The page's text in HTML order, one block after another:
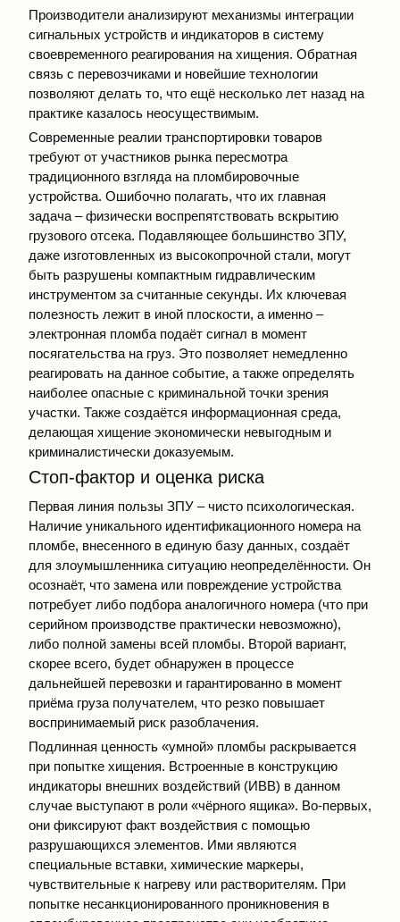
Производители анализируют механизмы интеграции
сигнальных устройств и индикаторов в систему
своевременного реагирования на хищения. Обратная
связь с перевозчиками и новейшие технологии
позволяют делать то, что ещё несколько лет назад на
практике казалось неосуществимым.
Современные реалии транспортировки товаров
требуют от участников рынка пересмотра
традиционного взгляда на пломбировочные
устройства. Ошибочно полагать, что их главная
задача – физически воспрепятствовать вскрытию
грузового отсека. Подавляющее большинство ЗПУ,
даже изготовленных из высокопрочной стали, могут
быть разрушены компактным гидравлическим
инструментом за считанные секунды. Их ключевая
полезность лежит в иной плоскости, а именно –
электронная пломба подаёт сигнал в момент
посягательства на груз. Это позволяет немедленно
реагировать на данное событие, а также определять
наиболее опасные с криминальной точки зрения
участки. Также создаётся информационная среда,
делающая хищение экономически невыгодным и
криминалистически доказуемым.
Стоп-фактор и оценка риска
Первая линия пользы ЗПУ – чисто психологическая.
Наличие уникального идентификационного номера на
пломбе, внесенного в единую базу данных, создаёт
для злоумышленника ситуацию неопределённости. Он
осознаёт, что замена или повреждение устройства
потребует либо подбора аналогичного номера (что при
серийном производстве практически невозможно),
либо полной замены всей пломбы. Второй вариант,
скорее всего, будет обнаружен в процессе
дальнейшей перевозки и гарантированно в момент
приёма груза получателем, что резко повышает
воспринимаемый риск разоблачения.
Подлинная ценность «умной» пломбы раскрывается
при попытке хищения. Встроенные в конструкцию
индикаторы внешних воздействий (ИВВ) в данном
случае выступают в роли «чёрного ящика». Во-первых,
они фиксируют факт воздействия с помощью
разрушающихся элементов. Ими являются
специальные вставки, химические маркеры,
чувствительные к нагреву или растворителям. При
попытке несанкционированного проникновения в